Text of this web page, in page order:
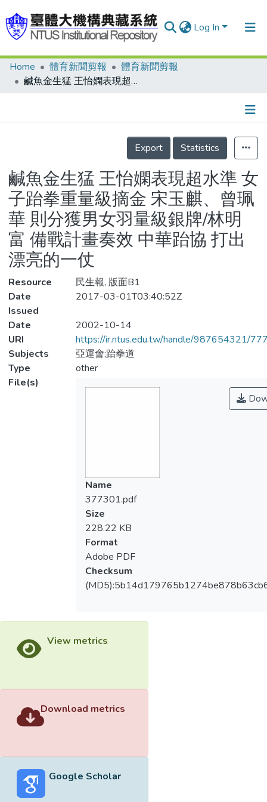
Log In
Communities & Collections
Statistics
Home 體育新聞剪報
體育新聞剪報
鹹魚金生猛 王怡嫻表現超水準 女子跆拳重量級摘金 宋玉麒、曾珮華 則分獲男女羽量級銀牌/林明富 備戰計畫奏效 中華跆協 打出漂亮的一仗
Details
Export
Statistics
鹹魚金生猛 王怡嫻表現超水準 女
子跆拳重量級摘金 宋玉麒、曾珮
華 則分獲男女羽量級銀牌/林明
富 備戰計畫奏效 中華跆協 打出
漂亮的一仗
Resource
民生報, 版面B1
Date
Issued
2017-03-01T03:40:52Z
Date
2002-10-14
URI
https://ir.ntus.edu.tw/handle/987654321/
Subjects
亞運會;跆拳道
Type
other
File(s)
Name
377301.pdf
Size
228.22 KB
Format
Adobe PDF
Checksum
View metrics
Download metrics
Google Scholar